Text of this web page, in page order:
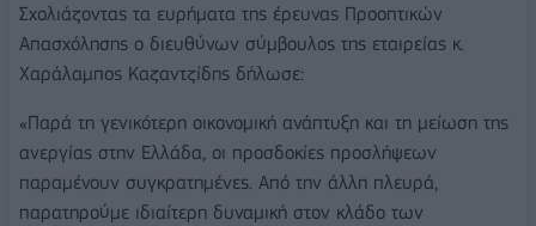
Σχολιάζοντας τα ευρήματα της έρευνας Προοπτικών
Απασχόλησης ο διευθύνων σύμβουλος της εταιρείας κ.
Χαράλαμπος Καζαντζίδης δήλωσε:
«Παρά τη γενικότερη οικονομική ανάπτυξη και τη μείωση της
ανεργίας στην Ελλάδα, οι προσδοκίες προσλήψεων
παραμένουν συγκρατημένες. Από την άλλη πλευρά,
παρατηρούμε ιδιαίτερη δυναμική στον κλάδο των